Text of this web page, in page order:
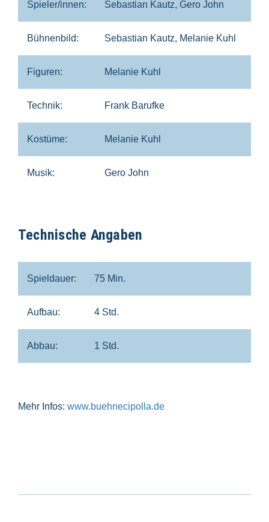
Spieler/innen: Sebastian Kautz, Gero John
Bühnenbild: Sebastian Kautz, Melanie Kuhl
Figuren: Melanie Kuhl
Technik: Frank Barufke
Kostüme: Melanie Kuhl
Musik: Gero John
Technische Angaben
Spieldauer: 75 Min.
Aufbau: 4 Std.
Abbau: 1 Std.
Mehr Infos: www.buehnecipolla.de